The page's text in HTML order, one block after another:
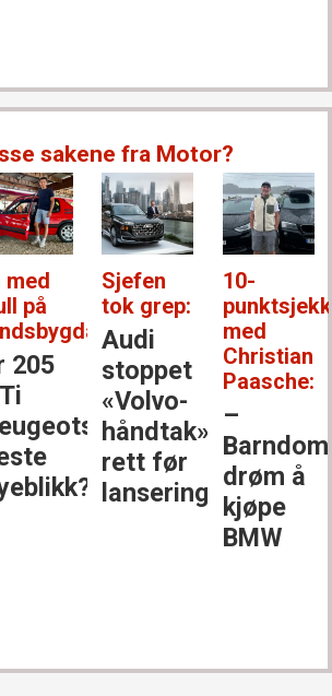
sakene fra Motor?
med
på
205
Sjefen
tok grep:
Audi
stoppet
«Volvo-
håndtak»
rett før
lansering
10-
med
Christian
Paasche:
–
drøm å
kjøpe
BMW